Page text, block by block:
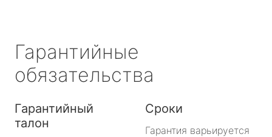
Гарантийные
обязательства
Гарантийный
талон
Сроки
Гарантия варьируется